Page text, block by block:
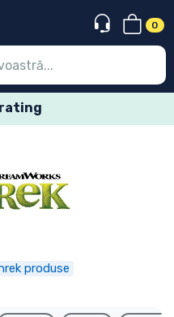
0
produse